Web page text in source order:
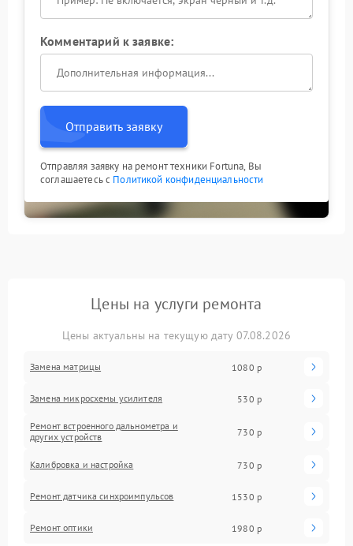
Комментарий к заявке:
Отправить заявку
Отправляя заявку на ремонт техники Fortuna, Вы
соглашаетесь с Политикой конфиденциальности
Цены на услуги ремонта
Цены актуальны на текущую дату 07.08.2026
Замена матрицы 1080 р
Замена микросхемы усилителя 530 р
Ремонт встроенного дальнометра и
других устройств
730 р
Калибровка и настройка 730 р
Ремонт датчика синхроимпульсов 1530 р
Ремонт оптики 1980 р